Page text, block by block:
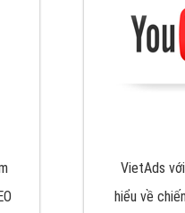
VietAds
chạy quảng
của